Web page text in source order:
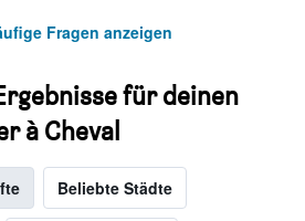
Fragen anzeigen
für deinen
à Cheval
Beliebte Städte